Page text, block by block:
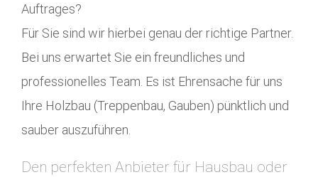
Auftrages?
Für Sie sind wir hierbei genau der richtige Partner.
Bei uns erwartet Sie ein freundliches und
professionelles Team. Es ist Ehrensache für uns
Ihre Holzbau (Treppenbau, Gauben) pünktlich und
sauber auszuführen.
Den perfekten Anbieter für Hausbau oder